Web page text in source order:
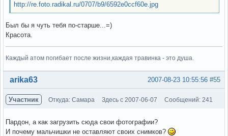
http://re.foto.radikal.ru/0707/b9/6592e0ccf60e.jpg
Был бы я чуть тебя по-старше...=)
Красота.
Каждый атом погибает после жизни,каждая травинка - это душа.
Вне форума #55
2007-08-23 10:55:56
arika63
Участник Откуда: Самара Здесь с 2007-06-07 Сообщений: 241
Пардон, а как загрузить сюда свои фотографии?
И почему мальчишки не оставляют своих снимков?